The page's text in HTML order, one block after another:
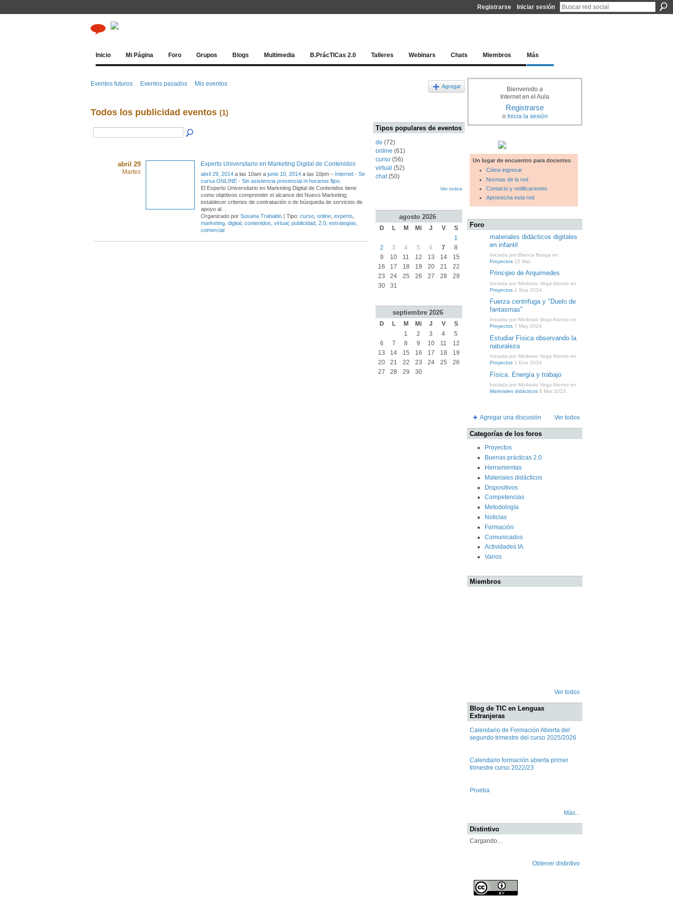
Registrarse Iniciar sesión
Inicio Mi Página Foro Grupos Blogs Multimedia B.PrácTICas 2.0 Talleres Webinars Chats Miembros Más
Eventos futuros Eventos pasados Mis eventos Agregar
Todos los publicidad eventos (1)
abril 29
Martes
Experto Universitario en Marketing Digital de Contenidos
abril 29, 2014 a las 10am a junio 10, 2014 a las 10pm – Internet - Se
cursa ONLINE - Sin asistencia presencial ni horarios fijos.
El Experto Universitario en Marketing Digital de Contenidos tiene
como objetivos comprender el alcance del Nuevo Marketing;
establecer criterios de contratación o de búsqueda de servicios de
apoyo al …
Organizado por Susana Trabaldo | Tipo: curso, online, experto,
marketing, digital , contenidos, virtual , publicidad, 2.0, estrategias,
comercial
Tipos populares de eventos
de (72)
online (61)
curso (56)
virtual (52)
chat(50)
Ver todos
agosto 2026
D L M Mi J V
S
1
2
3 4 5 6 7
8
9
10 11 12 13 14
15
16
17 18 19 20 21
22
23
24 25 26 27 28
29
30
31
septiembre 2026
D L M Mi J V
S
1
2 3 4
5
6
7 8 9 10 11
12
13
14 15 16 17 18
19
20
21 22 23 24 25
26
27
28 29 30
Bienvenido a
Internet en el Aula
Registrarse
o Inicia la sesión
Un lugar de encuentro para docentes
Cómo ingresar
Normas de la red
Contacto y notificaciones
Aprovecha esta red
Foro
materiales didácticos digitales
en infantil
Iniciada por Blanca Besga en
Proyectos 15 Mar.
Principio de Arquimedes
Iniciada por Modesto Vega Alonso en
Proyectos 1 Sep 2024.
Fuerza centrifuga y "Duelo de
fantasmas"
Iniciada por Modesto Vega Alonso en
Proyectos 7 May 2024.
Estudiar Física observando la
naturaleza
Iniciada por Modesto Vega Alonso en
Proyectos 1 Ene 2024.
Física. Energía y trabajo
Iniciada por Modesto Vega Alonso en
Materiales didácticos 8 Mar 2023.
Agregar una discusión Ver todos
Categorías de los foros
Proyectos
Buenas prácticas 2.0
Herramientas
Materiales didácticos
Dispositivos
Competencias
Metodología
Noticias
Formación
Comunicados
Actividades IA
Varios
Miembros
Ver todos
Blog de TIC en Lenguas
Extranjeras
Calendario de Formación Abierta del
segundo trimestre del curso 2025/2026
Calendario formación abierta primer
trimestre curso 2022/23
Prueba
Más...
Distintivo
Cargando…
Obtener distintivo